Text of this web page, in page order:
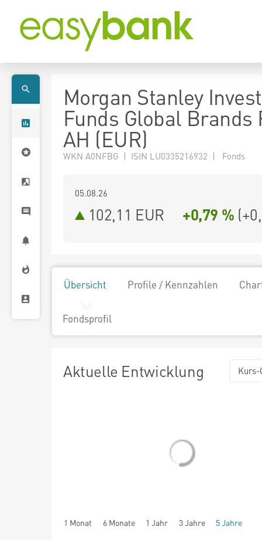
Morgan Stanley
Funds Global Brands
AH (EUR)
WKN A0NFBG | ISIN LU0335216932 | Fonds
05.08.26
102,11 EUR +0,79 % (
Übersicht Profile / Kennzahlen
Fondsprofil
Aktuelle Entwicklung Kurs-
1 Monat 6 Monate 1 Jahr 3 Jahre 5 Jahre